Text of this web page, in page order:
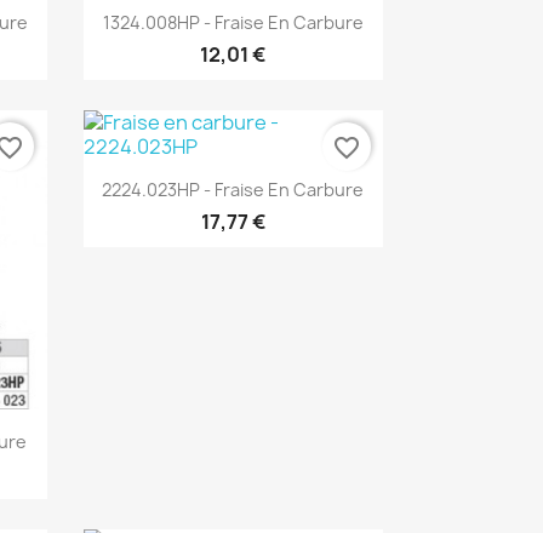
Aperçu rapide
1324.008HP - Fraise En Carbure
12,01 €
Aperçu rapide
2224.023HP - Fraise En Carbure
17,77 €
favorite_border